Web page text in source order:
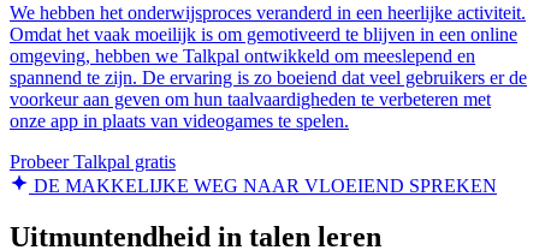
We hebben het onderwijsproces veranderd in een heerlijke activiteit.
Omdat het vaak moeilijk is om gemotiveerd te blijven in een online
omgeving, hebben we Talkpal ontwikkeld om meeslepend en
spannend te zijn. De ervaring is zo boeiend dat veel gebruikers er de
voorkeur aan geven om hun taalvaardigheden te verbeteren met
onze app in plaats van videogames te spelen.
Probeer Talkpal gratis
DE MAKKELIJKE WEG NAAR VLOEIEND SPREKEN
Uitmuntendheid in talen leren